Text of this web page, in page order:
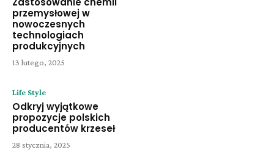
przemysłowej w
nowoczesnych
technologiach
produkcyjnych
13 lutego, 2025
Life Style
Odkryj wyjątkowe
propozycje polskich
producentów krzeseł
28 stycznia, 2025